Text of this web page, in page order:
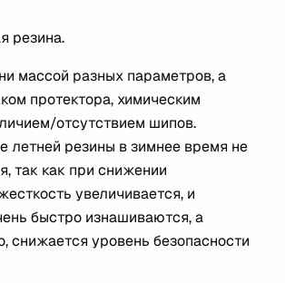
резина.
массой разных параметров, а
протектора, химическим
отсутствием шипов.
летней резины в зимнее время не
так как при снижении
увеличивается, и
быстро изнашиваются, а
снижается уровень безопасности